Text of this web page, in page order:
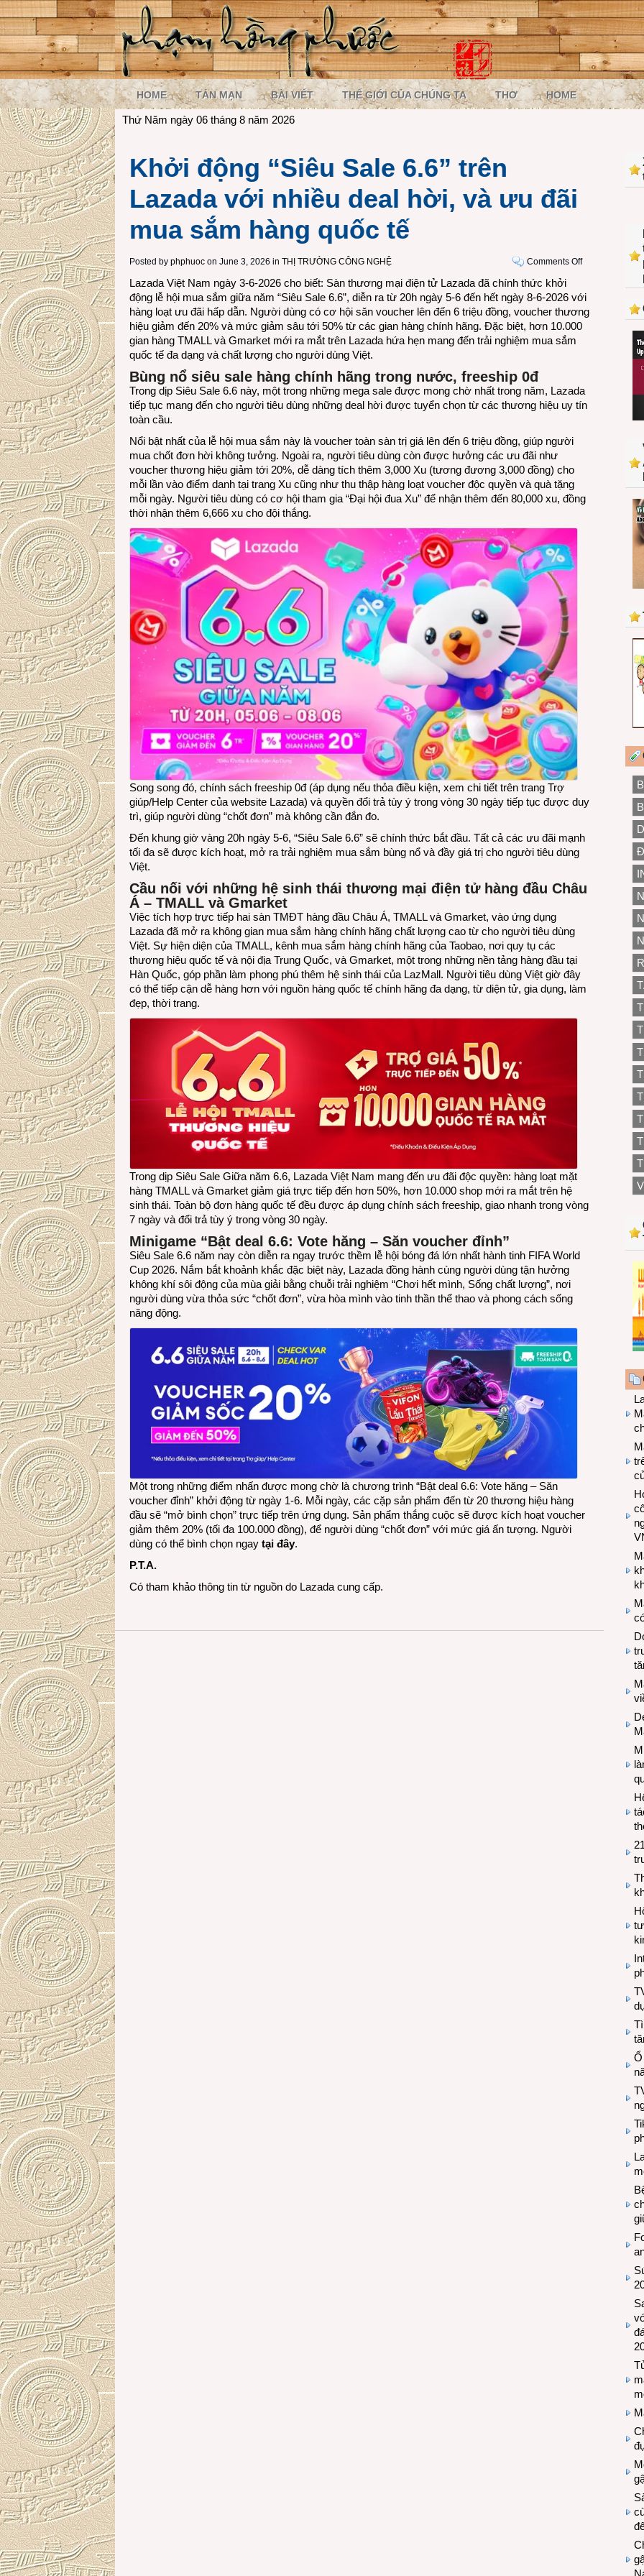
HOME TẢN MẠN BÀI VIẾT THẾ GIỚI CỦA CHÚNG TA THƠ HOME
Thứ Năm ngày 06 tháng 8 năm 2026
Khởi động “Siêu Sale 6.6” trên
Lazada với nhiều deal hời, và ưu đãi
mua sắm hàng quốc tế
Posted by phphuoc on June 3, 2026 in THỊ TRƯỜNG CÔNG NGHỆ Comments Offon
“Siêu
Sale
nhiều
deal
hàng
Lazada Việt Nam ngày 3-6-2026 cho biết: Sàn thương mại điện tử Lazada đã chính thức khởi
động lễ hội mua sắm giữa năm “Siêu Sale 6.6”, diễn ra từ 20h ngày 5-6 đến hết ngày 8-6-2026 với
hàng loạt ưu đãi hấp dẫn. Người dùng có cơ hội săn voucher lên đến 6 triệu đồng, voucher thương
hiệu giảm đến 20% và mức giảm sâu tới 50% từ các gian hàng chính hãng. Đặc biệt, hơn 10.000
gian hàng TMALL và Gmarket mới ra mắt trên Lazada hứa hẹn mang đến trải nghiệm mua sắm
quốc tế đa dạng và chất lượng cho người dùng Việt.
Bùng nổ siêu sale hàng chính hãng trong nước, freeship 0đ
Trong dịp Siêu Sale 6.6 này, một trong những mega sale được mong chờ nhất trong năm, Lazada
tiếp tục mang đến cho người tiêu dùng những deal hời được tuyển chọn từ các thương hiệu uy tín
toàn cầu.
Nổi bật nhất của lễ hội mua sắm này là voucher toàn sàn trị giá lên đến 6 triệu đồng, giúp người
mua chốt đơn hời không tưởng. Ngoài ra, người tiêu dùng còn được hưởng các ưu đãi như
voucher thương hiệu giảm tới 20%, dễ dàng tích thêm 3,000 Xu (tương đương 3,000 đồng) cho
mỗi lần vào điểm danh tại trang Xu cũng như thu thập hàng loạt voucher độc quyền và quà tặng
mỗi ngày. Người tiêu dùng có cơ hội tham gia “Đại hội đua Xu” để nhận thêm đến 80,000 xu, đồng
thời nhận thêm 6,666 xu cho đội thắng.
Song song đó, chính sách freeship 0đ (áp dụng nếu thỏa điều kiện, xem chi tiết trên trang Trợ
giúp/Help Center của website Lazada) và quyền đổi trả tùy ý trong vòng 30 ngày tiếp tục được duy
trì, giúp người dùng “chốt đơn” mà không cần đắn đo.
Đến khung giờ vàng 20h ngày 5-6, “Siêu Sale 6.6” sẽ chính thức bắt đầu. Tất cả các ưu đãi mạnh
tối đa sẽ được kích hoạt, mở ra trải nghiệm mua sắm bùng nổ và đầy giá trị cho người tiêu dùng
Việt.
Cầu nối với những hệ sinh thái thương mại điện tử hàng đầu Châu
Á – TMALL và Gmarket
Việc tích hợp trực tiếp hai sàn TMĐT hàng đầu Châu Á, TMALL và Gmarket, vào ứng dụng
Lazada đã mở ra không gian mua sắm hàng chính hãng chất lượng cao từ cho người tiêu dùng
Việt. Sự hiện diện của TMALL, kênh mua sắm hàng chính hãng của Taobao, nơi quy tụ các
thương hiệu quốc tế và nội địa Trung Quốc, và Gmarket, một trong những nền tảng hàng đầu tại
Hàn Quốc, góp phần làm phong phú thêm hệ sinh thái của LazMall. Người tiêu dùng Việt giờ đây
có thể tiếp cận dễ hàng hơn với nguồn hàng quốc tế chính hãng đa dạng, từ diện tử, gia dụng, làm
đẹp, thời trang.
Trong dịp Siêu Sale Giữa năm 6.6, Lazada Việt Nam mang đến ưu đãi độc quyền: hàng loạt mặt
hàng TMALL và Gmarket giảm giá trực tiếp đến hơn 50%, hơn 10.000 shop mới ra mắt trên hệ
sinh thái. Toàn bộ đơn hàng quốc tế đều được áp dụng chính sách freeship, giao nhanh trong vòng
7 ngày và đổi trả tùy ý trong vòng 30 ngày.
Minigame “Bật deal 6.6: Vote hăng – Săn voucher đỉnh”
Siêu Sale 6.6 năm nay còn diễn ra ngay trước thềm lễ hội bóng đá lớn nhất hành tinh FIFA World
Cup 2026. Nắm bắt khoảnh khắc đặc biệt này, Lazada đồng hành cùng người dùng tận hưởng
không khí sôi động của mùa giải bằng chuỗi trải nghiệm “Chơi hết mình, Sống chất lượng”, nơi
người dùng vừa thỏa sức “chốt đơn”, vừa hòa mình vào tinh thần thể thao và phong cách sống
năng động.
Một trong những điểm nhấn được mong chờ là chương trình “Bật deal 6.6: Vote hăng – Săn
voucher đỉnh” khởi động từ ngày 1-6. Mỗi ngày, các cặp sản phẩm đến từ 20 thương hiệu hàng
đầu sẽ “mở bình chọn” trực tiếp trên ứng dụng. Sản phẩm thắng cuộc sẽ được kích hoạt voucher
giảm thêm 20% (tối đa 100.000 đồng), để người dùng “chốt đơn” với mức giá ấn tượng. Người
dùng có thể bình chọn ngay tại đây.
P.T.A.
Có tham khảo thông tin từ nguồn do Lazada cung cấp.